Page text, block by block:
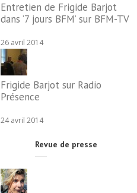
Entretien de Frigide Barjot
dans ‘7 jours BFM’ sur BFM-TV
26 avril 2014
Frigide Barjot sur Radio
Présence
24 avril 2014
Revue de presse